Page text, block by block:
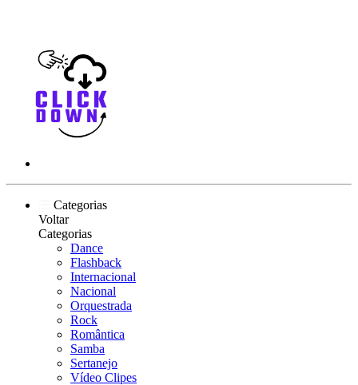
Categorias
Voltar
Categorias
Dance
Flashback
Internacional
Nacional
Orquestrada
Rock
Romântica
Samba
Sertanejo
Vídeo Clipes